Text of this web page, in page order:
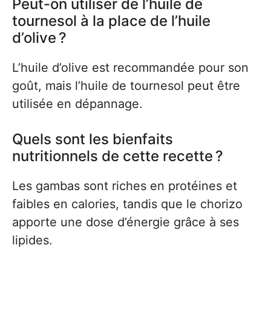
Peut-on utiliser de l’huile de
tournesol à la place de l’huile
d’olive ?
L’huile d’olive est recommandée pour son
goût, mais l’huile de tournesol peut être
utilisée en dépannage.
Quels sont les bienfaits
nutritionnels de cette recette ?
Les gambas sont riches en protéines et
faibles en calories, tandis que le chorizo
apporte une dose d’énergie grâce à ses
lipides.